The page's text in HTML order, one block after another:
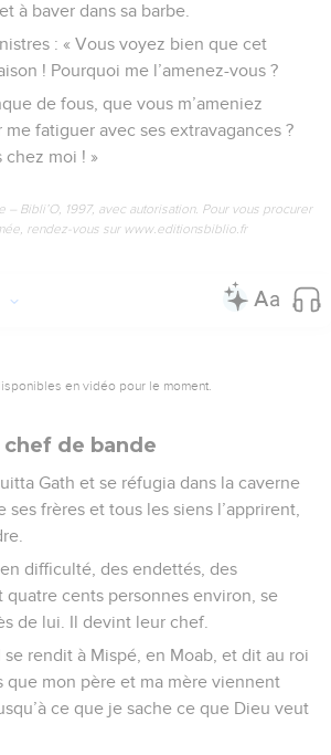
à baver dans sa barbe.
: « Vous voyez bien que cet
! Pourquoi me l’amenez-vous ?
de fous, que vous m’ameniez
fatiguer avec ses extravagances ?
chez moi ! »
Bibli’O, 1997, avec autorisation. Pour vous procurer
rendez-vous sur www.editionsbiblio.fr
en vidéo pour le moment.
de bande
Gath et se réfugia dans la caverne
ses frères et tous les siens l’apprirent,
difficulté, des endettés, des
quatre cents personnes environ, se
de lui. Il devint leur chef.
se rendit à Mispé, en Moab, et dit au roi
que mon père et ma mère viennent
ce que je sache ce que Dieu veut